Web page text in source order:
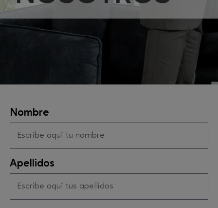
Nombre
Apellidos